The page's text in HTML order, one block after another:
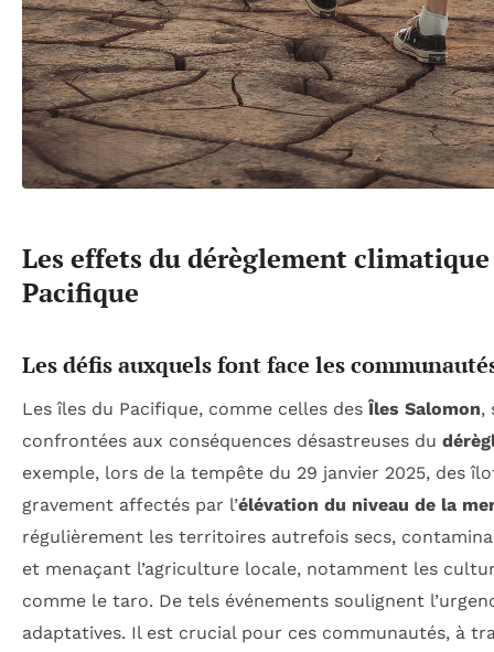
Les effets du dérèglement
Pacifique
Les défis auxquels font face les
Les îles du Pacifique, comme celles des Îles Salomon,
confrontées aux conséquences désastreuses du
exemple, lors de la tempête du 29 janvier 2025, des
gravement affectés par l’élévation du niveau de la
régulièrement les territoires autrefois secs,
et menaçant l’agriculture locale, notamment les
comme le taro. De tels événements soulignent
adaptatives. Il est crucial pour ces communautés, à